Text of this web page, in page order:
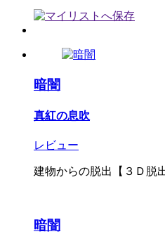
暗闇
真紅の息吹
レビュー
建物からの脱出【３Ｄ脱
暗闇